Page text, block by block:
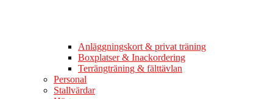
Anläggningskort & privat träning
Boxplatser & Inackordering
Terrängträning & fälttävlan
Personal
Stallvärdar